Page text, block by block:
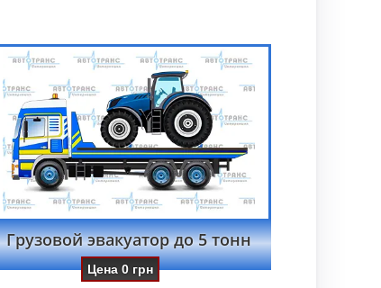
Грузовой эвакуатор до 5 тонн
Цена0 грн